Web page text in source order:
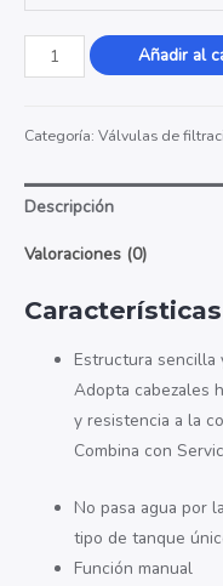
Valvula
de
53504S(F67B1)
Añadir al
Categoría: Válvulas de
Descripción
Valoraciones (0)
Estructura sencilla
Adopta cabezales
y resistencia a la
Combina con
No pasa agua por
tipo de tanque
Función manual